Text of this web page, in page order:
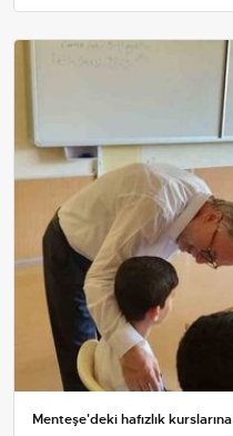
Menteşe'deki hafızlık